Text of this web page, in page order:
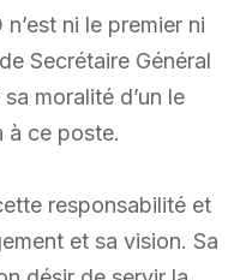
ni le premier ni
Secrétaire Général
moralité d’un le
à ce poste.
responsabilité et
et sa vision. Sa